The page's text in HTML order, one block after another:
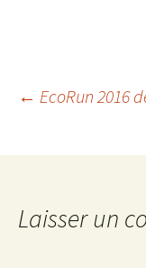
des
← EcoRun 2016
Laisser un